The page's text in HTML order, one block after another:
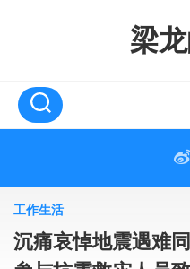
梁
工作生活
沉痛哀悼地震遇难